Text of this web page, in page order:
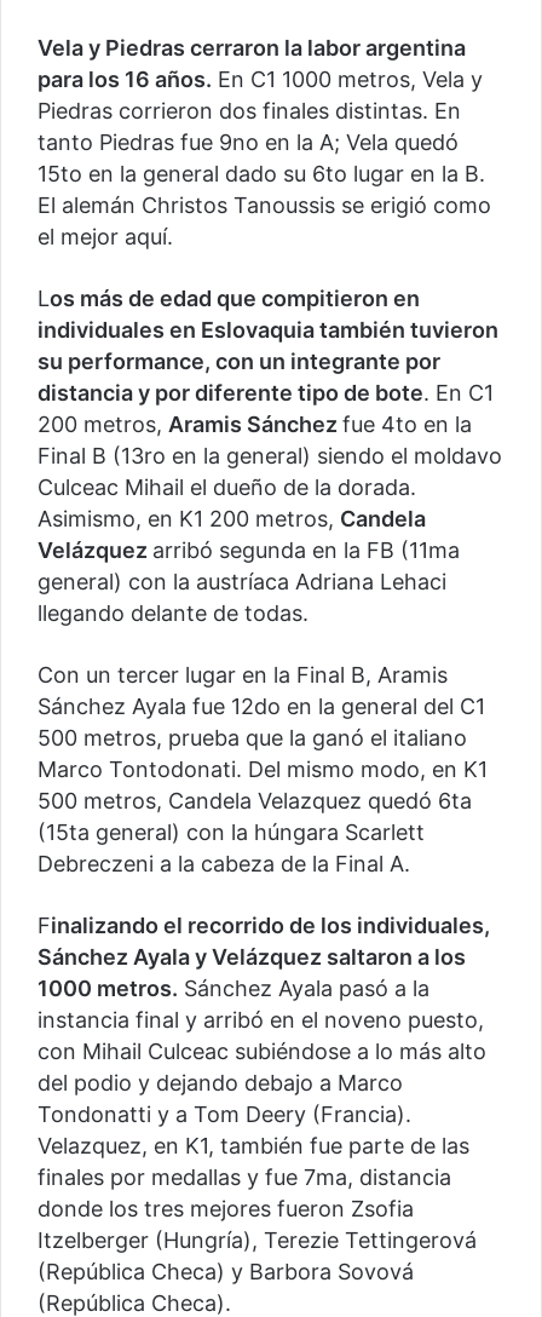
Vela y Piedras cerraron la labor argentina
para los 16 años. En C1 1000 metros, Vela y
Piedras corrieron dos finales distintas. En
tanto Piedras fue 9no en la A; Vela quedó
15to en la general dado su 6to lugar en la B.
El alemán Christos Tanoussis se erigió como
el mejor aquí.
Los más de edad que compitieron en
individuales en Eslovaquia también tuvieron
su performance, con un integrante por
distancia y por diferente tipo de bote. En C1
200 metros, Aramis Sánchez fue 4to en la
Final B (13ro en la general) siendo el moldavo
Culceac Mihail el dueño de la dorada.
Asimismo, en K1 200 metros, Candela
Velázquez arribó segunda en la FB (11ma
general) con la austríaca Adriana Lehaci
llegando delante de todas.
Con un tercer lugar en la Final B, Aramis
Sánchez Ayala fue 12do en la general del C1
500 metros, prueba que la ganó el italiano
Marco Tontodonati. Del mismo modo, en K1
500 metros, Candela Velazquez quedó 6ta
(15ta general) con la húngara Scarlett
Debreczeni a la cabeza de la Final A.
Finalizando el recorrido de los individuales,
Sánchez Ayala y Velázquez saltaron a los
1000 metros. Sánchez Ayala pasó a la
instancia final y arribó en el noveno puesto,
con Mihail Culceac subiéndose a lo más alto
del podio y dejando debajo a Marco
Tondonatti y a Tom Deery (Francia).
Velazquez, en K1, también fue parte de las
finales por medallas y fue 7ma, distancia
donde los tres mejores fueron Zsofia
Itzelberger (Hungría), Terezie Tettingerová
(República Checa) y Barbora Sovová
(República Checa).